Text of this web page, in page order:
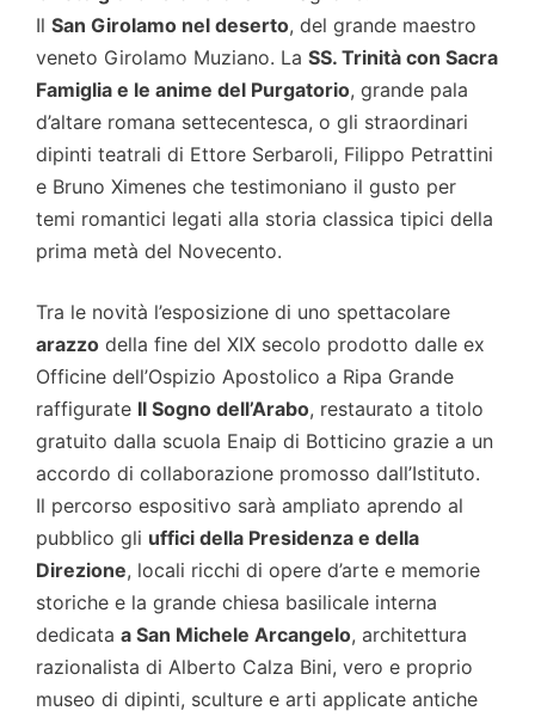
Il San Girolamo nel deserto, del grande maestro
veneto Girolamo Muziano. La SS. Trinità con Sacra
Famiglia e le anime del Purgatorio, grande pala
d’altare romana settecentesca, o gli straordinari
dipinti teatrali di Ettore Serbaroli, Filippo Petrattini
e Bruno Ximenes che testimoniano il gusto per
temi romantici legati alla storia classica tipici della
prima metà del Novecento.
Tra le novità l’esposizione di uno spettacolare
arazzo della fine del XIX secolo prodotto dalle ex
Officine dell’Ospizio Apostolico a Ripa Grande
raffigurate Il Sogno dell’Arabo, restaurato a titolo
gratuito dalla scuola Enaip di Botticino grazie a un
accordo di collaborazione promosso dall’Istituto.
Il percorso espositivo sarà ampliato aprendo al
pubblico gli uffici della Presidenza e della
Direzione, locali ricchi di opere d’arte e memorie
storiche e la grande chiesa basilicale interna
dedicata a San Michele Arcangelo, architettura
razionalista di Alberto Calza Bini, vero e proprio
museo di dipinti, sculture e arti applicate antiche